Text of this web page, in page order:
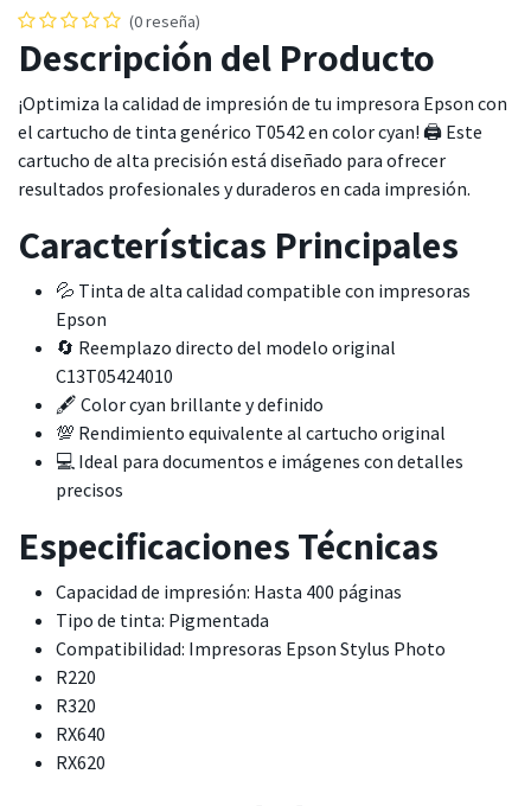
(0 reseña)
Descripción del Producto
¡Optimiza la calidad de impresión de tu impresora Epson con
el cartucho de tinta genérico T0542 en color cyan! 🖨️ Este
cartucho de alta precisión está diseñado para ofrecer
resultados profesionales y duraderos en cada impresión.
Características Principales
💦 Tinta de alta calidad compatible con impresoras
Epson
🔄 Reemplazo directo del modelo original
C13T05424010
🖋️ Color cyan brillante y definido
💯 Rendimiento equivalente al cartucho original
💻 Ideal para documentos e imágenes con detalles
precisos
Especificaciones Técnicas
Capacidad de impresión: Hasta 400 páginas
Tipo de tinta: Pigmentada
Compatibilidad: Impresoras Epson Stylus Photo
R220
R320
RX640
RX620